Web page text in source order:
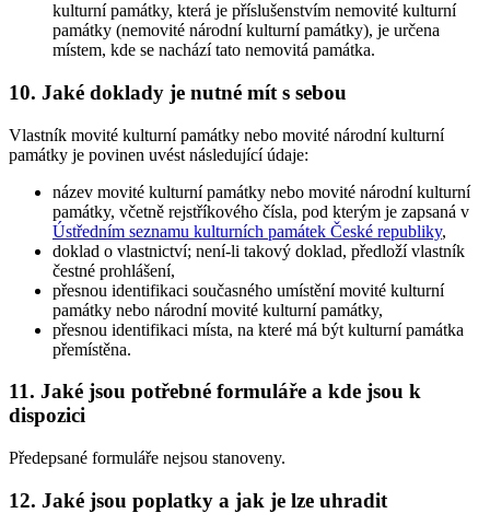
kulturní památky, která je příslušenstvím nemovité kulturní
památky (nemovité národní kulturní památky), je určena
místem, kde se nachází tato nemovitá památka.
10. Jaké doklady je nutné mít s sebou
Vlastník movité kulturní památky nebo movité národní kulturní
památky je povinen uvést následující údaje:
název movité kulturní památky nebo movité národní kulturní
památky, včetně rejstříkového čísla, pod kterým je zapsaná v
Ústředním seznamu kulturních památek České republiky,
doklad o vlastnictví; není-li takový doklad, předloží vlastník
čestné prohlášení,
přesnou identifikaci současného umístění movité kulturní
památky nebo národní movité kulturní památky,
přesnou identifikaci místa, na které má být kulturní památka
přemístěna.
11. Jaké jsou potřebné formuláře a kde jsou k
dispozici
Předepsané formuláře nejsou stanoveny.
12. Jaké jsou poplatky a jak je lze uhradit